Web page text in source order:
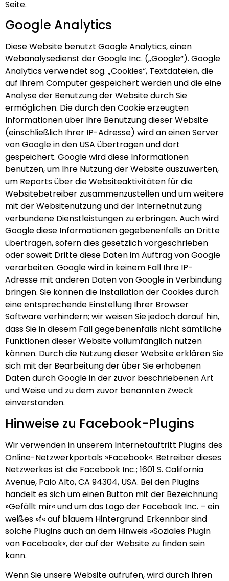
Seite.
Google Analytics
Diese Website benutzt Google Analytics, einen
Webanalysedienst der Google Inc. („Google“). Google
Analytics verwendet sog. „Cookies“, Textdateien, die
auf Ihrem Computer gespeichert werden und die eine
Analyse der Benutzung der Website durch Sie
ermöglichen. Die durch den Cookie erzeugten
Informationen über Ihre Benutzung dieser Website
(einschließlich Ihrer IP-Adresse) wird an einen Server
von Google in den USA übertragen und dort
gespeichert. Google wird diese Informationen
benutzen, um Ihre Nutzung der Website auszuwerten,
um Reports über die Websiteaktivitäten für die
Websitebetreiber zusammenzustellen und um weitere
mit der Websitenutzung und der Internetnutzung
verbundene Dienstleistungen zu erbringen. Auch wird
Google diese Informationen gegebenenfalls an Dritte
übertragen, sofern dies gesetzlich vorgeschrieben
oder soweit Dritte diese Daten im Auftrag von Google
verarbeiten. Google wird in keinem Fall Ihre IP-
Adresse mit anderen Daten von Google in Verbindung
bringen. Sie können die Installation der Cookies durch
eine entsprechende Einstellung Ihrer Browser
Software verhindern; wir weisen Sie jedoch darauf hin,
dass Sie in diesem Fall gegebenenfalls nicht sämtliche
Funktionen dieser Website vollumfänglich nutzen
können. Durch die Nutzung dieser Website erklären Sie
sich mit der Bearbeitung der über Sie erhobenen
Daten durch Google in der zuvor beschriebenen Art
und Weise und zu dem zuvor benannten Zweck
einverstanden.
Hinweise zu Facebook-Plugins
Wir verwenden in unserem Internetauftritt Plugins des
Online-Netzwerkportals »Facebook«. Betreiber dieses
Netzwerkes ist die Facebook Inc.; 1601 S. California
Avenue, Palo Alto, CA 94304, USA. Bei den Plugins
handelt es sich um einen Button mit der Bezeichnung
»Gefällt mir« und um das Logo der Facebook Inc. – ein
weißes »f« auf blauem Hintergrund. Erkennbar sind
solche Plugins auch an dem Hinweis »Soziales Plugin
von Facebook«, der auf der Website zu finden sein
kann.
Wenn Sie unsere Website aufrufen, wird durch Ihren